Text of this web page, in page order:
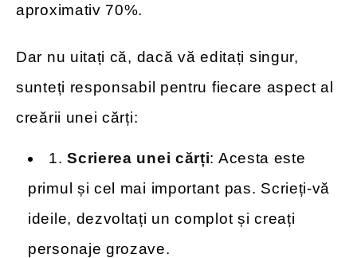
aproximativ 70%.
Dar nu uitați că, dacă vă editați singur,
sunteți responsabil pentru fiecare aspect al
creării unei cărți:
1.Scrierea unei cărți: Acesta este
primul și cel mai important pas. Scrieți-vă
ideile, dezvoltați un complot și creați
personaje grozave.